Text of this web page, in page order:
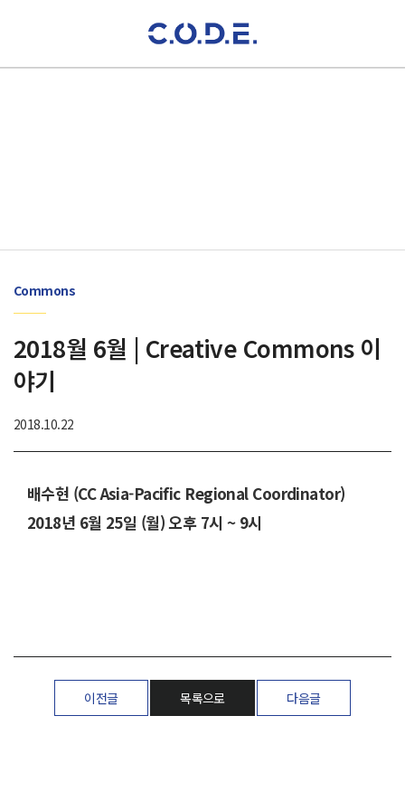
Commons
2018월 6월 | Creative Commons 이
야기
작
2018.10.22
배수현 (CC Asia-Pacific Regional Coordinator)
2018년 6월 25일 (월) 오후 7시 ~ 9시
이전글 목록으로 다음글